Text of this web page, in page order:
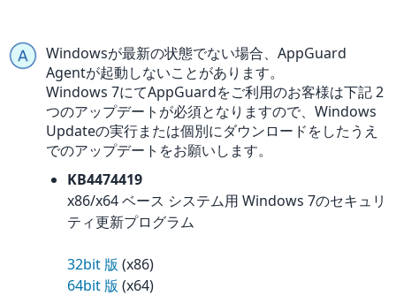
Windowsが最新の状態でない場合、AppGuard
Agentが起動しないことがあります。
Windows 7にてAppGuardをご利用のお客様は下記 2
つのアップデートが必須となりますので、Windows
Updateの実行または個別にダウンロードをしたうえ
でのアップデートをお願いします。
KB4474419
x86/x64 ベース システム用 Windows 7のセキュリ
ティ更新プログラム
32bit 版 (x86)
64bit 版 (x64)